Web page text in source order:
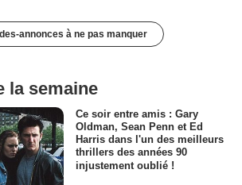
annonces à ne pas manquer
la semaine
Ce soir entre amis : Gary
Oldman, Sean Penn et Ed
Harris dans l'un des meilleurs
thrillers des années 90
injustement oublié !